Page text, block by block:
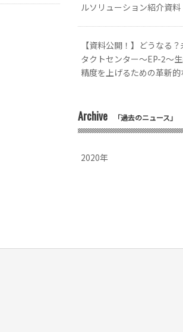
ルソリューション紹介資料
【資料公開！】どうなる
タクトセンター～EP-2～
精度を上げるための革新的
Archive 「過去のニュース」
2020年